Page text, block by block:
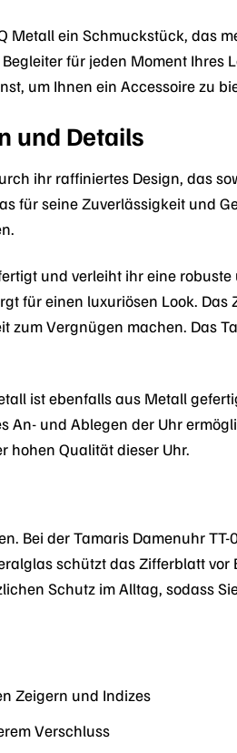
Metall ein Schmuckstück, das
für jeden Moment Ihres
um Ihnen ein Accessoire zu
und Details
ihr raffiniertes Design, das
für seine Zuverlässigkeit und
und verleiht ihr eine
für einen luxuriösen Look.
zum Vergnügen machen. Das
ist ebenfalls aus Metall
und Ablegen der Uhr
hohen Qualität dieser Uhr.
Bei der Tamaris Damenuhr
schützt das Zifferblatt
Schutz im Alltag, sodass
Zeigern und Indizes
Verschluss